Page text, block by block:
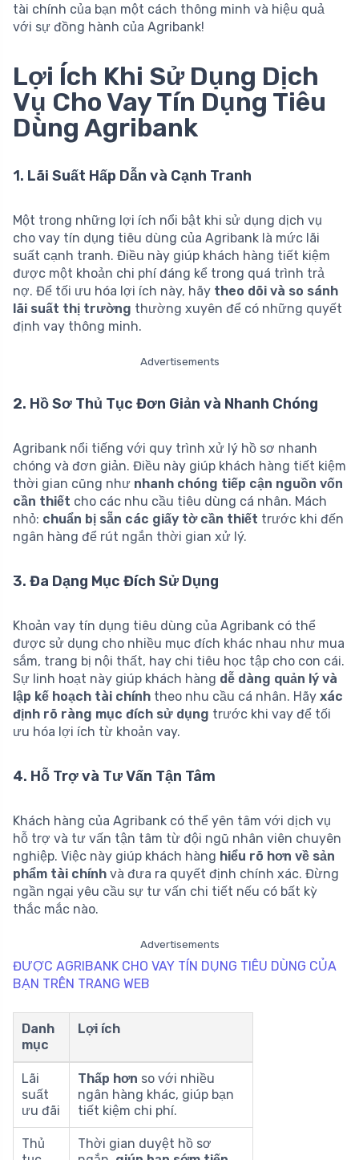
tài chính của bạn một cách thông minh và hiệu quả
với sự đồng hành của Agribank!
Lợi Ích Khi Sử Dụng Dịch
Vụ Cho Vay Tín Dụng Tiêu
Dùng Agribank
1. Lãi Suất Hấp Dẫn và Cạnh Tranh
Một trong những lợi ích nổi bật khi sử dụng dịch vụ
cho vay tín dụng tiêu dùng của Agribank là mức lãi
suất cạnh tranh. Điều này giúp khách hàng tiết kiệm
được một khoản chi phí đáng kể trong quá trình trả
nợ. Để tối ưu hóa lợi ích này, hãy theo dõi và so sánh
lãi suất thị trường thường xuyên để có những quyết
định vay thông minh.
Advertisements
2. Hồ Sơ Thủ Tục Đơn Giản và Nhanh Chóng
Agribank nổi tiếng với quy trình xử lý hồ sơ nhanh
chóng và đơn giản. Điều này giúp khách hàng tiết kiệm
thời gian cũng như nhanh chóng tiếp cận nguồn vốn
cần thiết cho các nhu cầu tiêu dùng cá nhân. Mách
nhỏ: chuẩn bị sẵn các giấy tờ cần thiết trước khi đến
ngân hàng để rút ngắn thời gian xử lý.
3. Đa Dạng Mục Đích Sử Dụng
Khoản vay tín dụng tiêu dùng của Agribank có thể
được sử dụng cho nhiều mục đích khác nhau như mua
sắm, trang bị nội thất, hay chi tiêu học tập cho con cái.
Sự linh hoạt này giúp khách hàng dễ dàng quản lý và
lập kế hoạch tài chính theo nhu cầu cá nhân. Hãy xác
định rõ ràng mục đích sử dụng trước khi vay để tối
ưu hóa lợi ích từ khoản vay.
4. Hỗ Trợ và Tư Vấn Tận Tâm
Khách hàng của Agribank có thể yên tâm với dịch vụ
hỗ trợ và tư vấn tận tâm từ đội ngũ nhân viên chuyên
nghiệp. Việc này giúp khách hàng hiểu rõ hơn về sản
phẩm tài chính và đưa ra quyết định chính xác. Đừng
ngần ngại yêu cầu sự tư vấn chi tiết nếu có bất kỳ
thắc mắc nào.
Advertisements
ĐƯỢC AGRIBANK CHO VAY TÍN DỤNG TIÊU DÙNG CỦA
BẠN TRÊN TRANG WEB
Danh
mục
Lợi ích
Lãi
suất
ưu đãi
Thấp hơn so với nhiều
ngân hàng khác, giúp bạn
tiết kiệm chi phí.
Thủ
Thời gian duyệt hồ sơ